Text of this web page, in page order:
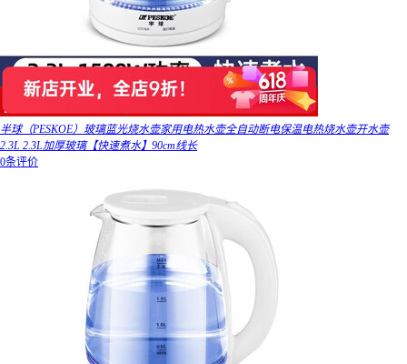
半球（PESKOE）玻璃蓝光烧水壶家用电热水壶全自动断电保温电热烧水壶开水壶
2.3L 2.3L加厚玻璃【快速煮水】90cm线长
0条评价